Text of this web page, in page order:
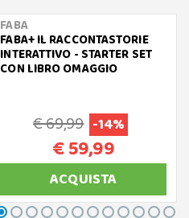
FABA
FABA+ IL RACCONTASTORIE
INTERATTIVO - STARTER SET
CON LIBRO OMAGGIO
€ 69,99 -14%
€ 59,99
ACQUISTA